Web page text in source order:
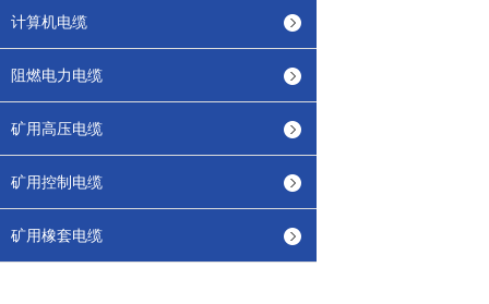
计算机电缆
阻燃电力电缆
矿用高压电缆
矿用控制电缆
矿用橡套电缆